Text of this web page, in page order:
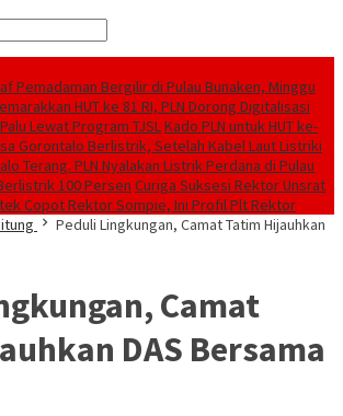
Pemadaman Bergilir di Pulau Bunaken, Minggu
HUT ke 81 RI, PLN Dorong Digitalisasi
Lewat Program TJSLKado PLN untuk HUT ke-
Gorontalo Berlistrik, Setelah Kabel Laut Listriki
Terang. PLN Nyalakan Listrik Perdana di Pulau
100 Persen Curiga Suksesi Rektor Unsrat
Copot Rektor Sompie, Ini Profil Plt Rektor
Peduli Lingkungan, Camat Tatim Hijauhkan
Camat
DAS Bersama